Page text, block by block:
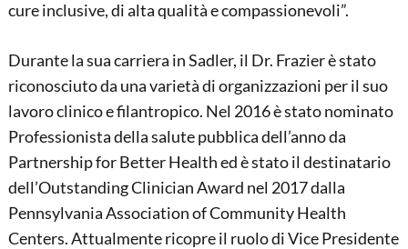
cure inclusive, di alta qualità e compassionevoli”.
Durante la sua carriera in Sadler, il Dr. Frazier è stato
riconosciuto da una varietà di organizzazioni per il suo
lavoro clinico e filantropico. Nel 2016 è stato nominato
Professionista della salute pubblica dell’anno da
Partnership for Better Health ed è stato il destinatario
dell’Outstanding Clinician Award nel 2017 dalla
Pennsylvania Association of Community Health
Centers. Attualmente ricopre il ruolo di Vice Presidente